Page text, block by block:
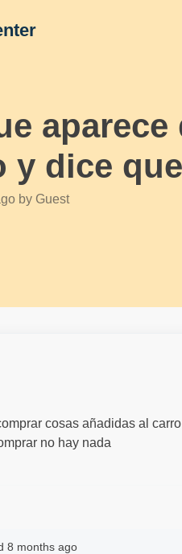
y dice
by Guest
cosas añadidas al
no hay nada
8 months ago